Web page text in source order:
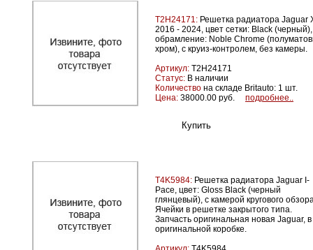
T2H24171: Решетка радиатора Jaguar
2016 - 2024, цвет сетки: Black (черный),
обрамление: Noble Chrome
хром), с круиз-контролем, без камеры.
Артикул: T2H24171
Статус: В наличии
Количество на складе Britauto: 1 шт.
Цена: 38000.00 руб. подробнее..
T4K5984: Решетка радиатора Jaguar I-
Pace, цвет: Gloss Black (черный
глянцевый), c камерой кругового
Ячейки в решетке закрытого типа.
Запчасть оригинальная новая Jaguar, в
оригинальной коробке.